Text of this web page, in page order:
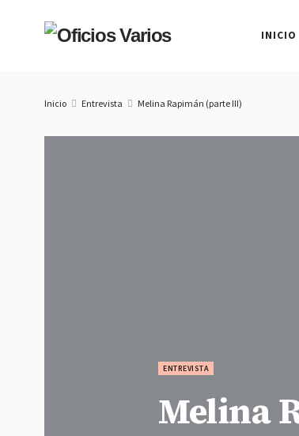
INICIO
Inicio Entrevista Melina Rapimán (parte III)
ENTREVISTA
Melina